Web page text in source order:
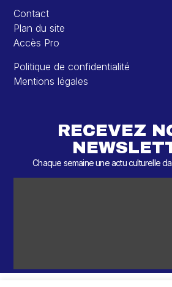
Contact
Plan du site
Accès Pro
Politique de confidentialité
Mentions légales
RECEVEZ
Chaque semaine une actu culturelle